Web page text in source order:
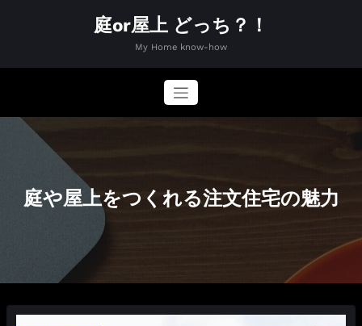
ス
庭or屋上 どっち？！
My Home know-how
庭や屋上をつくれる注文住宅の魅力